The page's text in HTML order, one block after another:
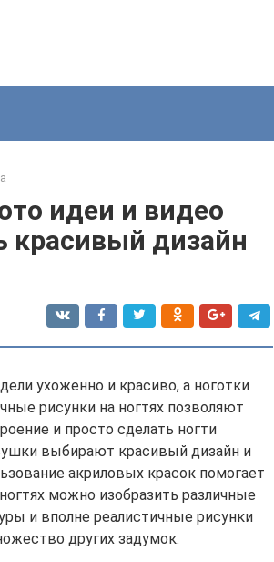
идеи и видео
красивый дизайн
ухоженно и красиво, а ноготки
рисунки на ногтях позволяют
и просто сделать ногти
выбирают красивый дизайн и
акриловых красок помогает
можно изобразить различные
и вполне реалистичные рисунки
других задумок.